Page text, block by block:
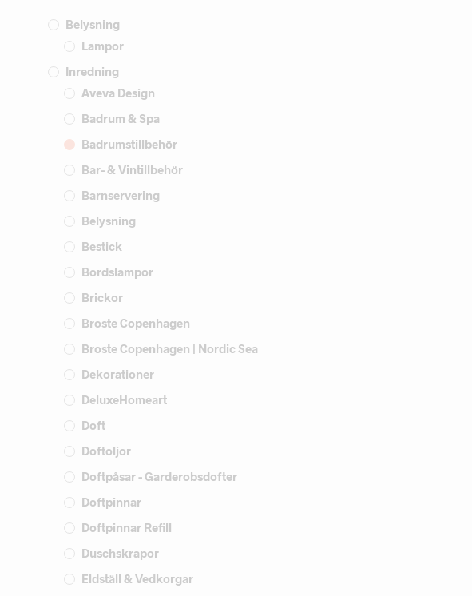
Belysning
Lampor
Inredning
Aveva Design
Badrum & Spa
Badrumstillbehör
Bar- & Vintillbehör
Barnservering
Belysning
Bestick
Bordslampor
Brickor
Broste Copenhagen
Broste Copenhagen | Nordic Sea
Dekorationer
DeluxeHomeart
Doft
Doftoljor
Doftpåsar - Garderobsdofter
Doftpinnar
Doftpinnar Refill
Duschskrapor
Eldställ & Vedkorgar